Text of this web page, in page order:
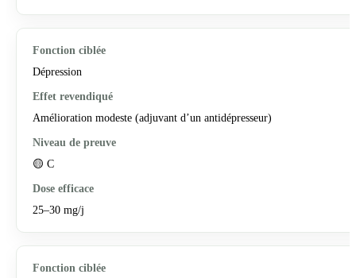
Dépression
Amélioration modeste (adjuvant d’un antidépresseur)
🟡 C
25–30 mg/j